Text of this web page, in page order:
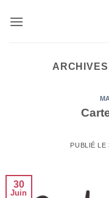
PUBLIÉ LE
30
Juin